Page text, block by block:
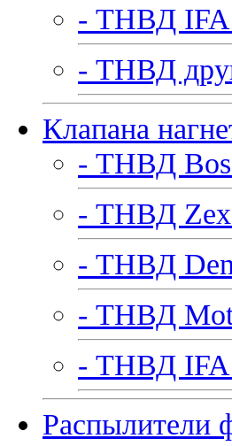
- ТНВД IFA
- ТНВД
Клапана
- ТНВД
- ТНВД
- ТНВД
- ТНВД
- ТНВД IFA
Распылители